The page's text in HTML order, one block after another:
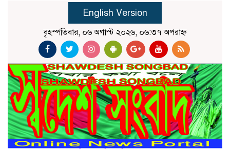
English Version
বৃহস্পতিবার, ০৬ অগাস্ট ২০২৬, ০৬:৩৭ অপরাহ্ন